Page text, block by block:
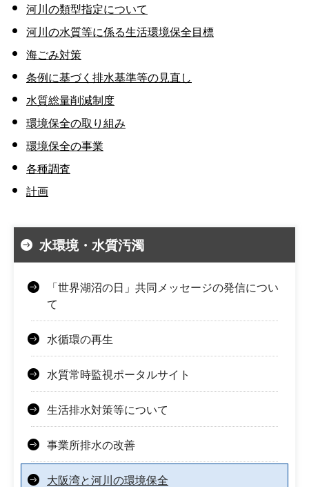
河川の類型指定について
河川の水質等に係る生活環境保全目標
海ごみ対策
条例に基づく排水基準等の見直し
水質総量削減制度
環境保全の取り組み
環境保全の事業
各種調査
計画
水環境・水質汚濁
「世界湖沼の日」共同メッセージの発信につい
て
水循環の再生
水質常時監視ポータルサイト
生活排水対策等について
事業所排水の改善
大阪湾と河川の環境保全